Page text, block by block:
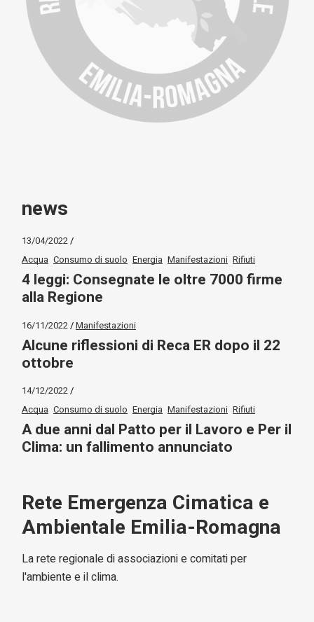
news
13/04/2022
Acqua Consumo di suolo Energia Manifestazioni Rifiuti
4 leggi: Consegnate le oltre 7000 firme
alla Regione
16/11/2022 Manifestazioni
Alcune riflessioni di Reca ER dopo il 22
ottobre
14/12/2022
Acqua Consumo di suolo Energia Manifestazioni Rifiuti
A due anni dal Patto per il Lavoro e Per il
Clima: un fallimento annunciato
Rete Emergenza Cimatica e
Ambientale Emilia-Romagna
La rete regionale di associazioni e comitati per
l'ambiente e il clima.